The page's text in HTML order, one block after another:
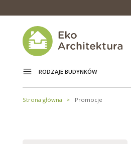
RODZAJE BUDYNKÓW
Strona główna Promocje